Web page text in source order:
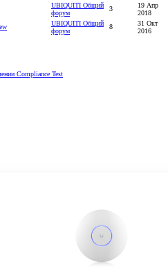
UBIQUITI Общий
форум
3
19 Апр
2018
UBIQUITI Общий
форум
8
31 Окт
2016
Compliance Test